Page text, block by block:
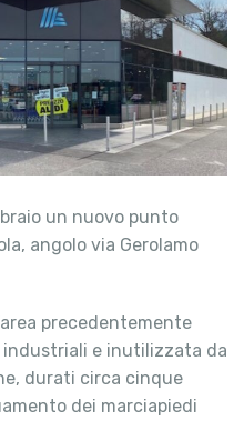
un nuovo punto
angolo via Gerolamo
precedentemente
e inutilizzata da
durati circa cinque
dei marciapiedi